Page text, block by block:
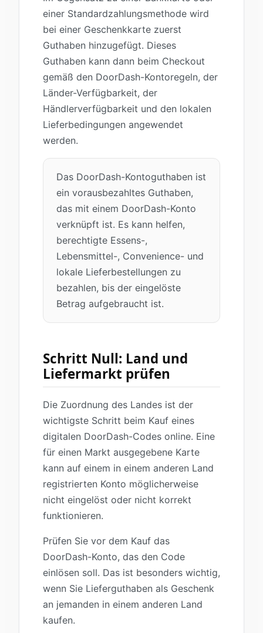
einer Standardzahlungsmethode wird
bei einer Geschenkkarte zuerst
Guthaben hinzugefügt. Dieses
Guthaben kann dann beim Checkout
gemäß den DoorDash-Kontoregeln, der
Länder-Verfügbarkeit, der
Händlerverfügbarkeit und den lokalen
Lieferbedingungen angewendet
werden.
Das DoorDash-Kontoguthaben ist
ein vorausbezahltes Guthaben,
das mit einem DoorDash-Konto
verknüpft ist. Es kann helfen,
berechtigte Essens-,
Lebensmittel-, Convenience- und
lokale Lieferbestellungen zu
bezahlen, bis der eingelöste
Betrag aufgebraucht ist.
Schritt Null: Land und
Liefermarkt prüfen
Die Zuordnung des Landes ist der
wichtigste Schritt beim Kauf eines
digitalen DoorDash-Codes online. Eine
für einen Markt ausgegebene Karte
kann auf einem in einem anderen Land
registrierten Konto möglicherweise
nicht eingelöst oder nicht korrekt
funktionieren.
Prüfen Sie vor dem Kauf das
DoorDash-Konto, das den Code
einlösen soll. Das ist besonders wichtig,
wenn Sie Lieferguthaben als Geschenk
an jemanden in einem anderen Land
kaufen.